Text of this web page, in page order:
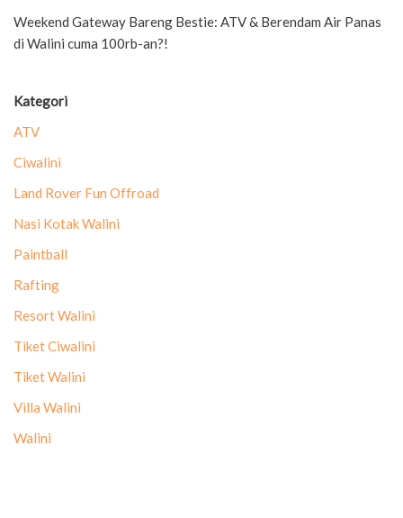
Weekend Gateway Bareng Bestie: ATV & Berendam Air Panas
di Walini cuma 100rb-an?!
Kategori
ATV
Ciwalini
Land Rover Fun Offroad
Nasi Kotak Walini
Paintball
Rafting
Resort Walini
Tiket Ciwalini
Tiket Walini
Villa Walini
Walini